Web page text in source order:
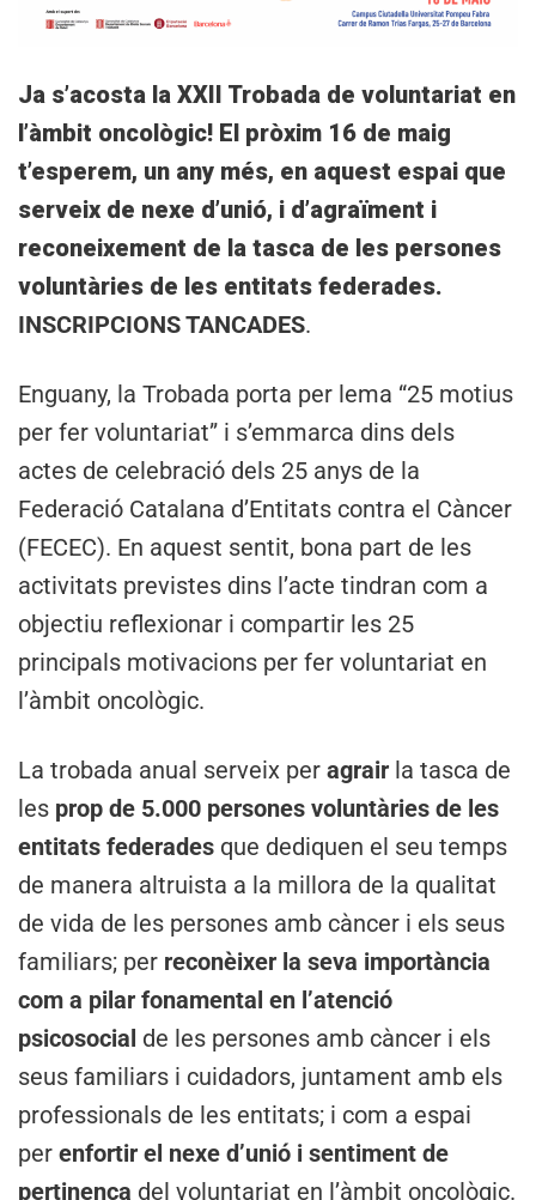
Ja s’acosta la XXII Trobada de voluntariat en
l’àmbit oncològic! El pròxim 16 de maig
t’esperem, un any més, en aquest espai que
serveix de nexe d’unió, i d’agraïment i
reconeixement de la tasca de les persones
voluntàries de les entitats federades.
INSCRIPCIONS TANCADES.
Enguany, la Trobada porta per lema “25 motius
per fer voluntariat” i s’emmarca dins dels
actes de celebració dels 25 anys de la
Federació Catalana d’Entitats contra el Càncer
(FECEC). En aquest sentit, bona part de les
activitats previstes dins l’acte tindran com a
objectiu reflexionar i compartir les 25
principals motivacions per fer voluntariat en
l’àmbit oncològic.
La trobada anual serveix per agrair la tasca de
les prop de 5.000 persones voluntàries de les
entitats federades que dediquen el seu temps
de manera altruista a la millora de la qualitat
de vida de les persones amb càncer i els seus
familiars; per reconèixer la seva importància
com a pilar fonamental en l’atenció
psicosocial de les persones amb càncer i els
seus familiars i cuidadors, juntament amb els
professionals de les entitats; i com a espai
per enfortir el nexe d’unió i sentiment de
pertinença del voluntariat en l’àmbit oncològic.